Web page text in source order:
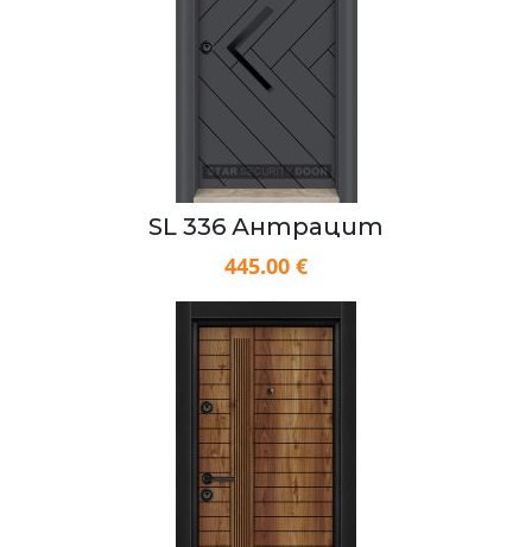
SL 336 Антрацит
445.00 €